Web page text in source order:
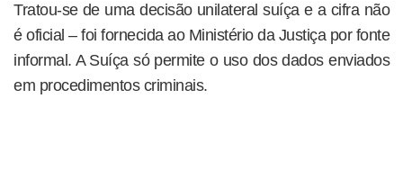
Tratou-se de uma decisão unilateral suíça e a cifra não
é oficial – foi fornecida ao Ministério da Justiça por fonte
informal. A Suíça só permite o uso dos dados enviados
em procedimentos criminais.